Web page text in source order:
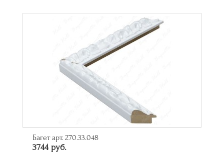
Багет арт. 270.33.048
3744 руб.